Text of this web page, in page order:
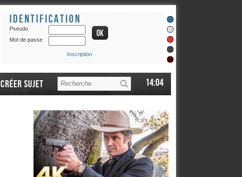
Identification
Pseudo
Mot de passe
Inscription
Créer sujet 14:04